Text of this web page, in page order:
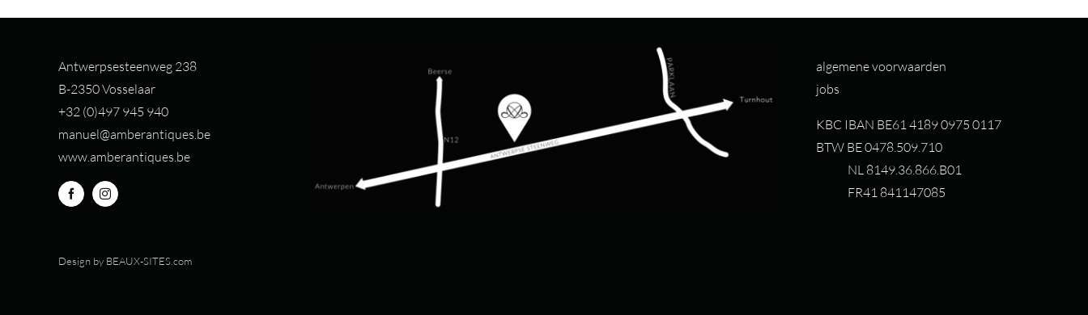
Antwerpsesteenweg 238
B-2350 Vosselaar
+32 (0)497 945 940
manuel@amberantiques.be
www.amberantiques.be
Design by BEAUX-SITES.com
algemene voorwaarden
jobs
KBC IBAN BE61 4189 0975 0117
BTW BE 0478.509.710
NL 8149.36.866.B01
FR41 841147085